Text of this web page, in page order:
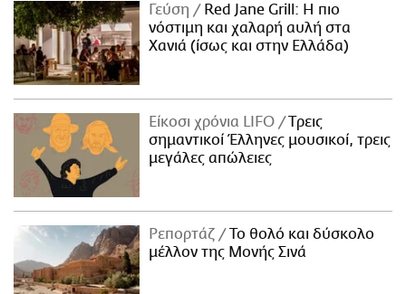
Γεύση
Red Jane Grill: Η πιο
νόστιμη και χαλαρή αυλή στα
Χανιά (ίσως και στην Ελλάδα)
Είκοσι χρόνια LIFO
Tρεις
σημαντικοί Έλληνες μουσικοί, τρεις
μεγάλες απώλειες
Ρεπορτάζ
Το θολό και δύσκολο
μέλλον της Μονής Σινά